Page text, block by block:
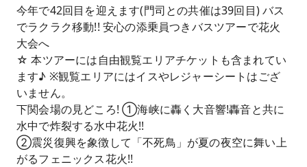
今年で42回目を迎えます(門司との共催は39回目) バス
でラクラク移動!! 安心の添乗員つきバスツアーで花火
大会へ
☆ 本ツアーには自由観覧エリアチケットも含まれてい
ます♪ ※観覧エリアにはイスやレジャーシートはござ
いません。
下関会場の見どころ! ①海峡に轟く大音響!轟音と共に
水中で炸裂する水中花火!!
②震災復興を象徴して「不死鳥」が夏の夜空に舞い上
がるフェニックス花火!!